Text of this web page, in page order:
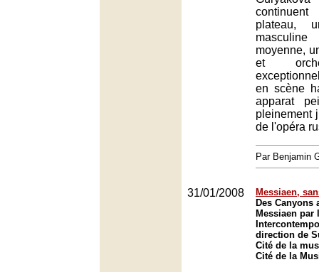
plateau,
moyenne,
et
en scène
apparat
pleinement
de l'opéra
Par Benjamin
31/01/2008
Messiaen,
Des Canyons
Messiaen par
direction de
Cité de la
Cité de la